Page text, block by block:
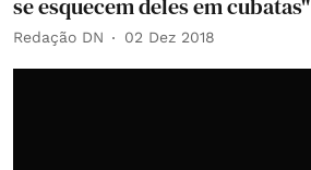
Redação DN 02 Dez 2018